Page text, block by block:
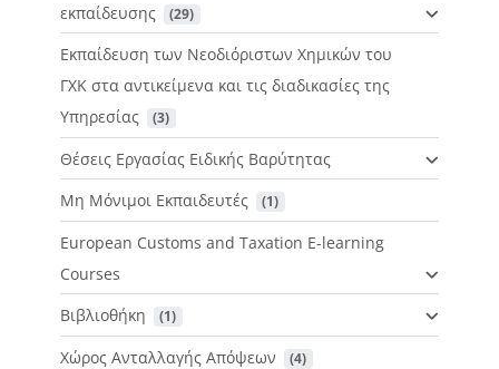
εκπαίδευσης
(29)
Εκπαίδευση των Νεοδιόριστων Χημικών του
ΓΧΚ στα αντικείμενα και τις διαδικασίες της
Υπηρεσίας
(3)
Θέσεις Εργασίας Ειδικής Βαρύτητας
Μη Μόνιμοι Εκπαιδευτές
(1)
European Customs and Taxation E-learning
Courses
Βιβλιοθήκη
(1)
Χώρος Ανταλλαγής Απόψεων (4)